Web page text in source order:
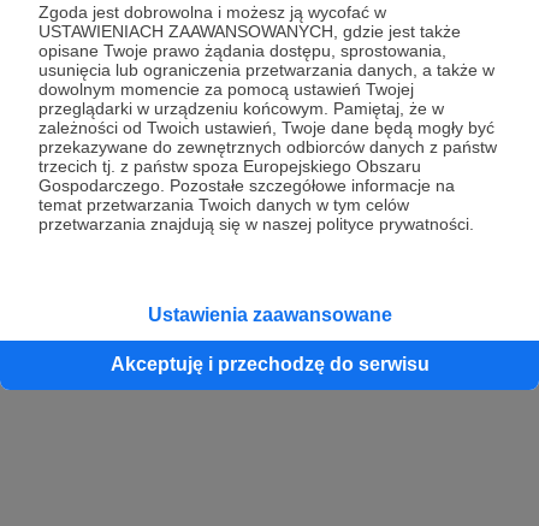
Zgoda jest dobrowolna i możesz ją wycofać w
USTAWIENIACH ZAAWANSOWANYCH, gdzie jest także
opisane Twoje prawo żądania dostępu, sprostowania,
usunięcia lub ograniczenia przetwarzania danych, a także w
dowolnym momencie za pomocą ustawień Twojej
przeglądarki w urządzeniu końcowym. Pamiętaj, że w
zależności od Twoich ustawień, Twoje dane będą mogły być
przekazywane do zewnętrznych odbiorców danych z państw
trzecich tj. z państw spoza Europejskiego Obszaru
Gospodarczego. Pozostałe szczegółowe informacje na
temat przetwarzania Twoich danych w tym celów
przetwarzania znajdują się w naszej polityce prywatności.
Ustawienia zaawansowane
Akceptuję i przechodzę do serwisu
Kontynuuj z Google
Kontynuuj z Facebook
Kontynuuj z Apple
konta przez osobę niepełnoletnią” dostępny w regulaminie Patronite.pl